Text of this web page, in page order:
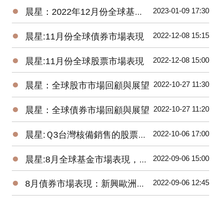
● 晨星：2022年12月份全球基金市場年報 2023-01-09 17:30
● 晨星:11月份全球債券市場表現 2022-12-08 15:15
● 晨星:11月份全球股票市場表現 2022-12-08 15:00
● 晨星：全球股市市場回顧與展望 2022-10-27 11:30
● 晨星：全球債券市場回顧與展望 2022-10-27 11:20
● 晨星:Ｑ3台灣核備銷售的股票型基金虧損8.77%，債券型基金虧損5.61% 2022-10-06 17:00
● 晨星:8月全球基金市場表現，能源基金逆勢上漲2.8%、貴金屬基金下跌7.9% 2022-09-06 15:00
● 8月債券市場表現：新興歐洲債券基金交出17.58%高報酬令人驚艷 2022-09-06 12:45